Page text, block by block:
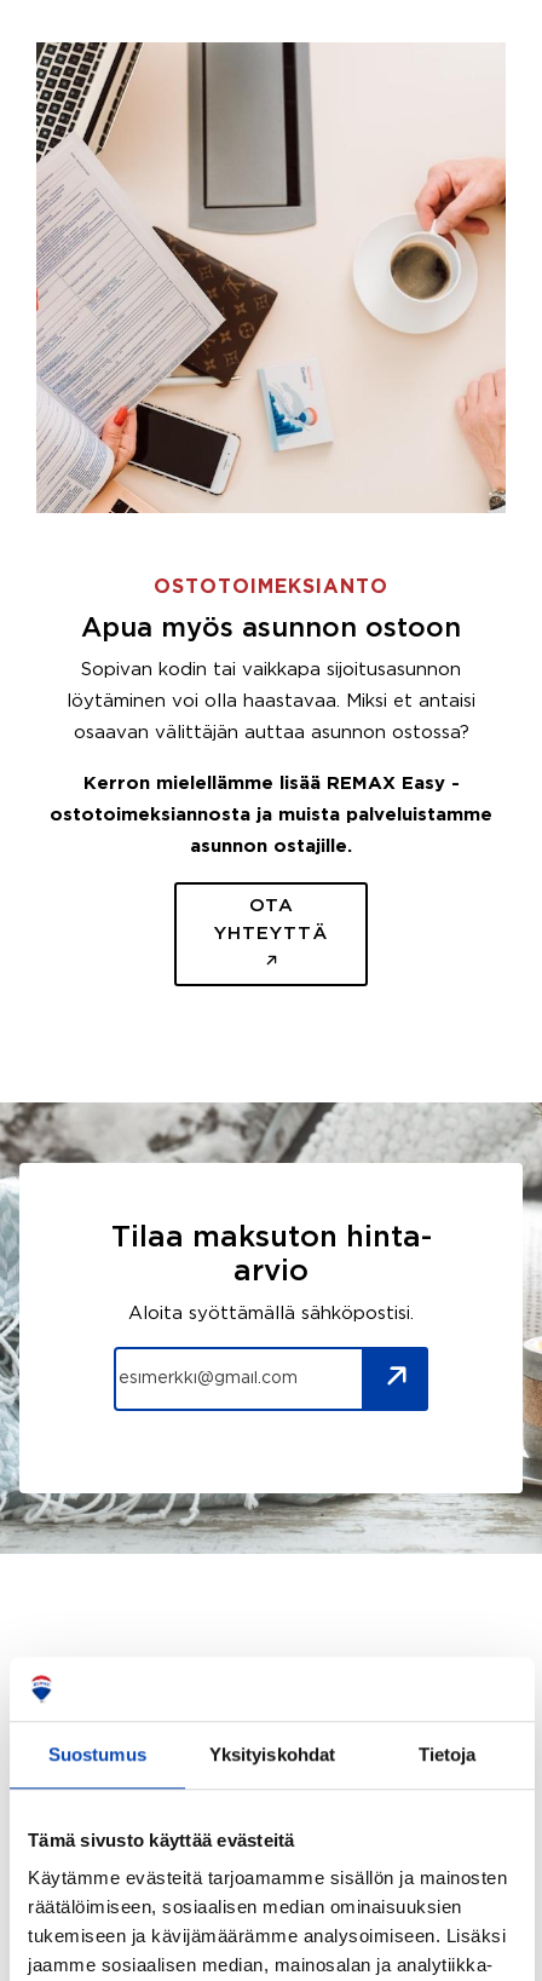
Suostumus Yksityiskohdat Tietoja
Tämä sivusto käyttää evästeitä
Käytämme evästeitä tarjoamamme sisällön ja mainosten
räätälöimiseen, sosiaalisen median ominaisuuksien
tukemiseen ja kävijämäärämme analysoimiseen. Lisäksi
jaamme sosiaalisen median, mainosalan ja analytiikka-
OSTOTOIMEKSIANTO
Apua myös asunnon ostoon
Sopivan kodin tai vaikkapa sijoitusasunnon
löytäminen voi olla haastavaa. Miksi et antaisi
osaavan välittäjän auttaa asunnon ostossa?
Kerron mielellämme lisää REMAX Easy -
ostotoimeksiannosta ja muista palveluistamme
asunnon ostajille.
OTA
YHTEYTTÄ
Tilaa maksuton hinta-
arvio
Aloita syöttämällä sähköpostisi.
Välityksessä olevat kohteeni